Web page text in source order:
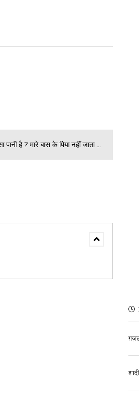
है ? मारे बास के पिया नहीं जाता ...